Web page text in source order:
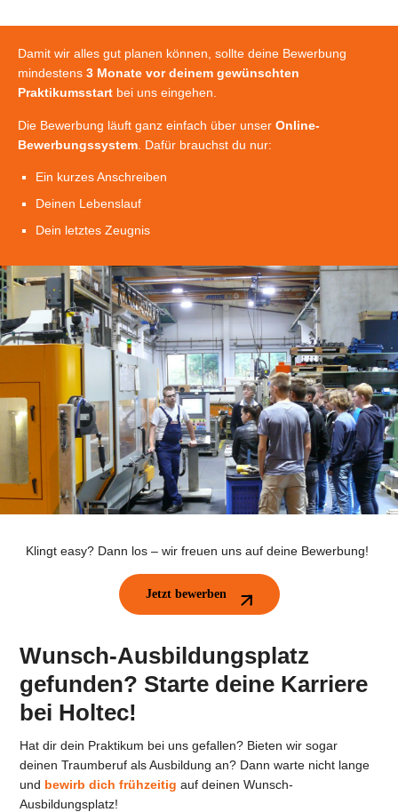
Damit wir alles gut planen können, sollte deine Bewerbung
mindestens 3 Monate vor deinem gewünschten
Praktikumsstart bei uns eingehen.
Die Bewerbung läuft ganz einfach über unser Online-
Bewerbungssystem . Dafür brauchst du nur:
Ein kurzes Anschreiben
Deinen Lebenslauf
Dein letztes Zeugnis
Klingt easy? Dann los – wir freuen uns auf deine Bewerbung!
Jetzt bewerben
Wunsch-Ausbildungsplatz
gefunden? Starte deine Karriere
bei Holtec!
Hat dir dein Praktikum bei uns gefallen? Bieten wir sogar
deinen Traumberuf als Ausbildung an? Dann warte nicht lange
und bewirb dich frühzeitig auf deinen Wunsch-
Ausbildungsplatz!